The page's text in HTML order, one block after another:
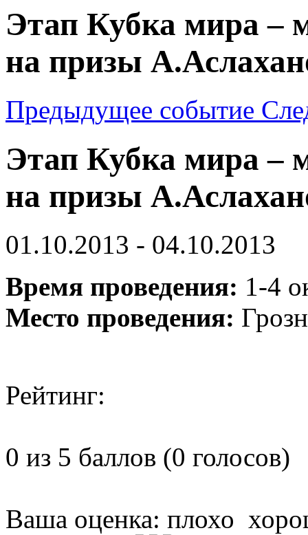
Этап Кубка мира –
на призы
Предыдущее событие
Этап Кубка мира –
на призы
01.10.2013 - 04.10.2013
Время проведения: 1-4
Место проведения:
Рейтинг:
0 из 5 баллов (0 голосов)
Ваша оценка: плохо